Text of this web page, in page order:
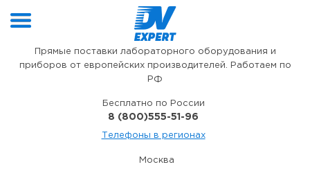
Прямые поставки лабораторного оборудования и
приборов от европейских производителей. Работаем по
РФ
Бесплатно по России
8 (800)555-51-96
Телефоны в регионах
Москва